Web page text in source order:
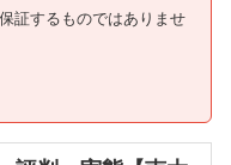
証するものではありませ